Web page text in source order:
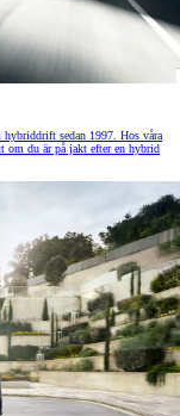
sedan 1997. Hos våra
om du är på jakt efter en hybrid